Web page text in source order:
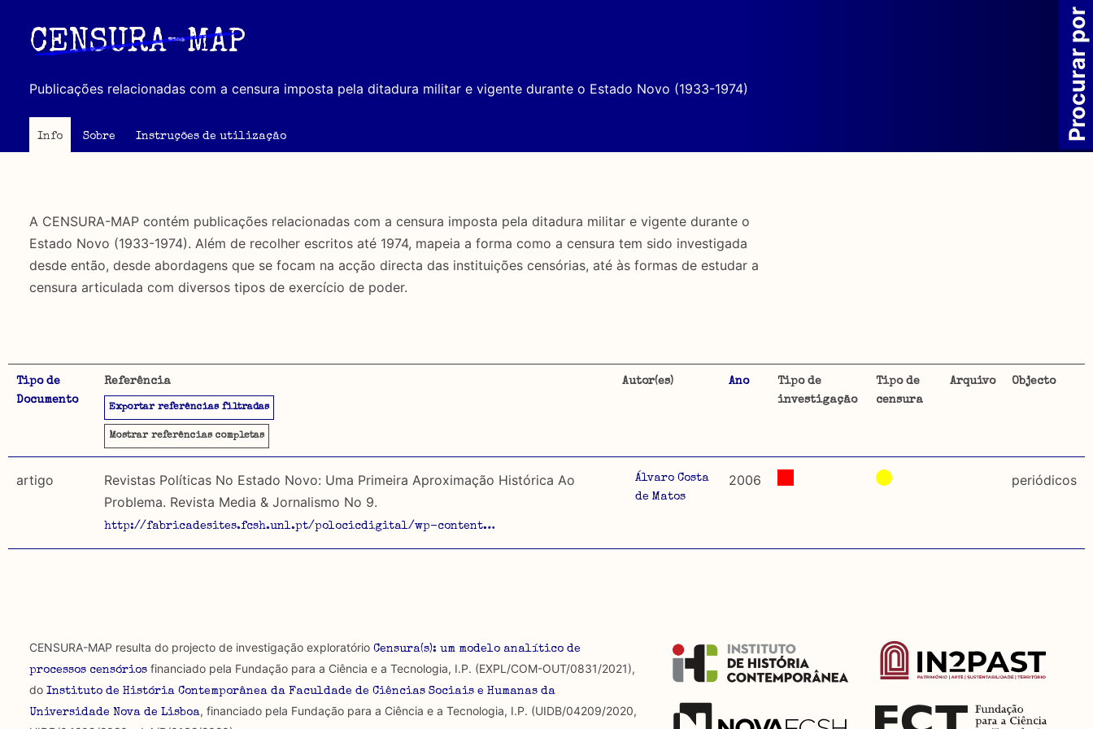
principal
CENSURA-MAP
Publicações relacionadas com a censura imposta pela ditadura militar e vigente durante o Estado Novo (1933-1974)
Info Sobre Instruções de utilização
A CENSURA-MAP contém publicações relacionadas com a censura imposta pela ditadura militar e vigente durante o
Estado Novo (1933-1974). Além de recolher escritos até 1974, mapeia a forma como a censura tem sido investigada
desde então, desde abordagens que se focam na acção directa das instituições censórias, até às formas de estudar a
censura articulada com diversos tipos de exercício de poder.
Este mapeamento pretende reunir o material publicado sobre censura desde que esta foi imposta em 1926. É feita uma
distinção entre material publicado antes de 1974, em Portugal, e o material publicado fora de Portugal ou depois de
1974, ou seja, sem ser sujeito a censura, incidindo a categorização do seu conteúdo apenas sobre segundo.
Metodologia selecção de corpus
algumas das publicações que aqui se encontram incluídas.
A CENSURA-MAP permite uma pesquisa por autores, data, tipo de documento, objectos trabalhados e arquivos
utilizados. É igualmente possível pesquisar por:
Tipo de censura investigada
Regulatória: Censura estipulada por lei, orientada por regulamentos provenientes de instituições de carácter
secular ou religioso e executada por agentes oficiais.
Regulatória e Constitutiva : são combinadas ambas abordagens.
Tipo investigação realizada
Tipo de
Documento
Referência
Exportar referências filtradas
Mostrarreferências completas
Autor(es) Ano
Tipo de
investigação
Tipo de
censura
Arquivo Objecto
artigo
Revistas Políticas No Estado Novo: Uma Primeira Aproximação Histórica Ao
Problema. Revista Media & Jornalismo No 9.
http://fabricadesites.fcsh.unl.pt/polocicdigital/wp-content…
Álvaro Costa
de Matos
2006 periódicos
Procurar por
CENSURA-MAP resulta do projecto de investigação exploratório Censura(s): um modelo analítico de
processos censóriosfinanciado pela Fundação para a Ciência e a Tecnologia, I.P. (EXPL/COM-OUT/0831/2021),
do Instituto de História Contemporânea da Faculdade de Ciências Sociais e Humanas da
Universidade Nova de Lisboa, financiado pela Fundação para a Ciência e a Tecnologia, I.P. (UIDB/04209/2020,